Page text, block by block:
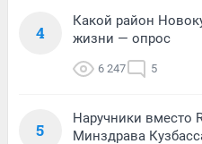
4
Какой район
жизни — опрос
6 247 5
5
Наручники вместо
Минздрава